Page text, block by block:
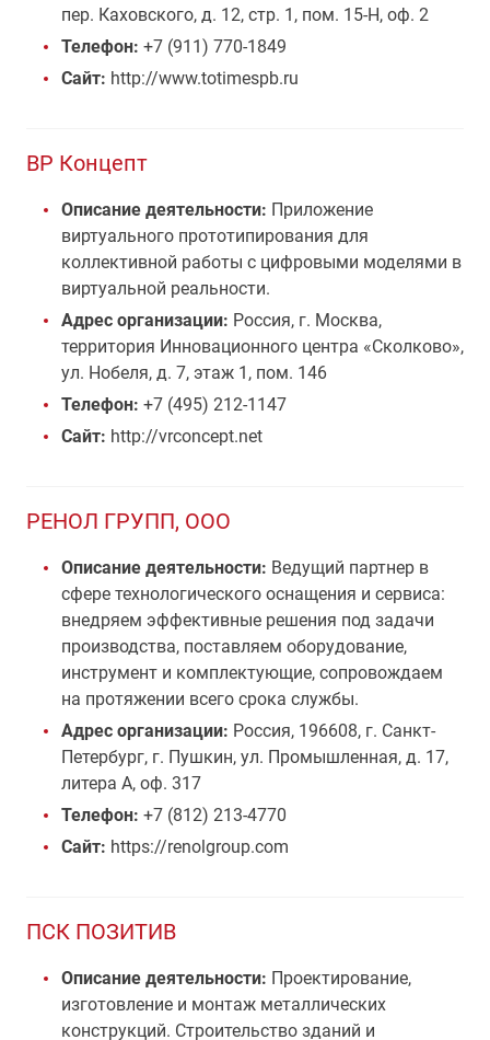
пер. Каховского, д. 12, стр. 1, пом. 15-Н, оф. 2
Телефон: +7 (911) 770-1849
Сайт: http://www.totimespb.ru
ВР Концепт
Описание деятельности: Приложение
виртуального прототипирования для
коллективной работы с цифровыми моделями в
виртуальной реальности.
Адрес организации: Россия, г. Москва,
территория Инновационного центра «Сколково»,
ул. Нобеля, д. 7, этаж 1, пом. 146
Телефон: +7 (495) 212-1147
Сайт: http://vrconcept.net
РЕНОЛ ГРУПП, ООО
Описание деятельности: Ведущий партнер в
сфере технологического оснащения и сервиса:
внедряем эффективные решения под задачи
производства, поставляем оборудование,
инструмент и комплектующие, сопровождаем
на протяжении всего срока службы.
Адрес организации: Россия, 196608, г. Санкт-
Петербург, г. Пушкин, ул. Промышленная, д. 17,
литера А, оф. 317
Телефон: +7 (812) 213-4770
Сайт: https://renolgroup.com
ПСК ПОЗИТИВ
Описание деятельности: Проектирование,
изготовление и монтаж металлических
конструкций. Строительство зданий и